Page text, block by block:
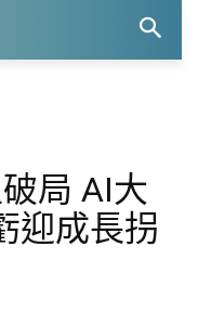
局 AI大
迎成長拐